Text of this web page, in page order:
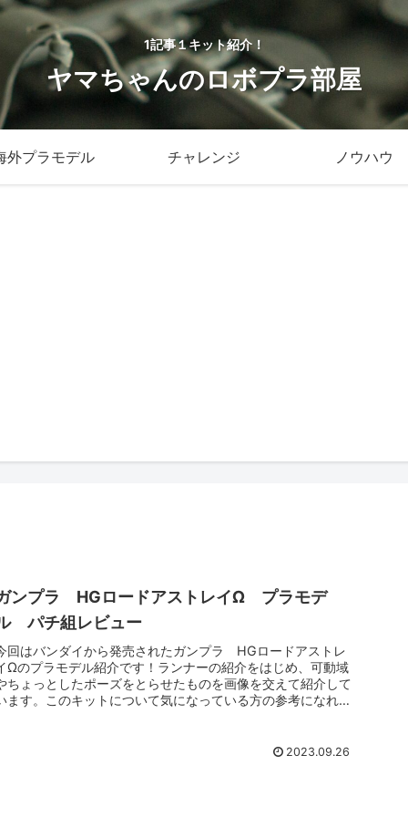
1記事１キット紹介！
ヤマちゃんのロボプラ部屋
外プラモデル チャレンジ ノウハウ
ンプラ HGロードアストレイΩ プラモデ
パチ組レビュー
回はバンダイから発売されたガンプラ HGロードアストレ
Ωのプラモデル紹介です！ランナーの紹介をはじめ、可動域
ちょっとしたポーズをとらせたものを画像を交えて紹介して
ます。このキットについて気になっている方の参考になれば
2023.09.26